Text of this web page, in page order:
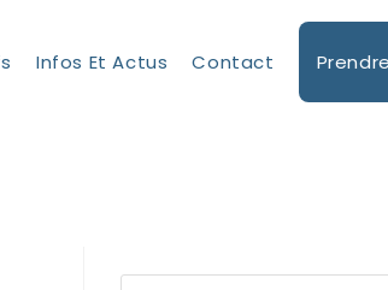
Infos Et Actus Contact